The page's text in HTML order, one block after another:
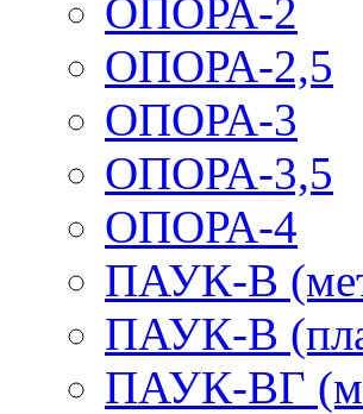
ОПОРА-2
ОПОРА-2,5
ОПОРА-3
ОПОРА-3,5
ОПОРА-4
ПАУК-В
ПАУК-В
ПАУК-ВГ